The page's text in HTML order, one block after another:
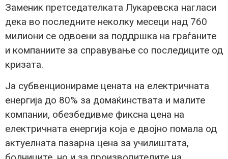
Заменик претседателката Лукаревска нагласи
дека во последните неколку месеци над 760
милиони се одвоени за поддршка на граѓаните
и компаниите за справување со последиците од
кризата.
Ја субвенционираме цената на електричната
енергија до 80% за домаќинствата и малите
компании, обезбедивме фиксна цена на
електричната енергија која е двојно помала од
актуелната пазарна цена за училиштата,